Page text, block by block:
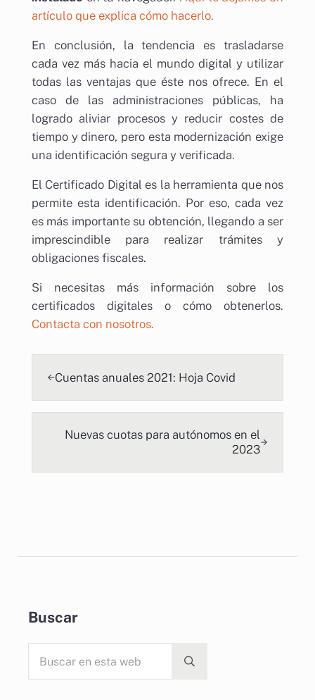
artículo que explica cómo hacerlo.
En conclusión, la tendencia es trasladarse
cada vez más hacia el mundo digital y utilizar
todas las ventajas que éste nos ofrece. En el
caso de las administraciones públicas, ha
logrado aliviar procesos y reducir costes de
tiempo y dinero, pero esta modernización exige
una identificación segura y verificada.
El Certificado Digital es la herramienta que nos
permite esta identificación. Por eso, cada vez
es más importante su obtención, llegando a ser
imprescindible para realizar trámites y
obligaciones fiscales.
Si necesitas más información sobre los
certificados digitales o cómo obtenerlos.
Contacta con nosotros.
Cuentas anuales 2021: Hoja Covid
Nuevas cuotas para autónomos en el
2023
Buscar
Submit search